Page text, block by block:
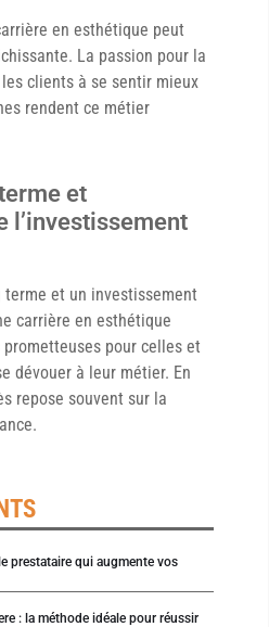
en esthétique peut
La passion pour la
les clients à se sentir mieux
rendent ce métier
et
l’investissement
et un investissement
carrière en esthétique
pour celles et
dévouer à leur métier. En
repose souvent sur la
prestataire qui augmente vos
: la méthode idéale pour réussir